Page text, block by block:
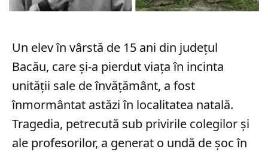
Un elev în vârstă de 15 ani din județul
Bacău, care și-a pierdut viața în incinta
unității sale de învățământ, a fost
înmormântat astăzi în localitatea natală.
Tragedia, petrecută sub privirile colegilor și
ale profesorilor, a generat o undă de șoc în